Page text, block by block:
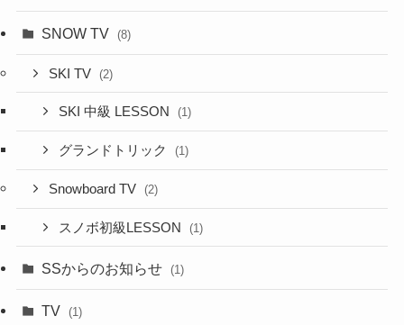
SNOW TV (8)
SKI TV (2)
SKI 中級 LESSON (1)
グランドトリック (1)
Snowboard TV (2)
スノボ初級LESSON (1)
SSからのお知らせ (1)
TV (1)